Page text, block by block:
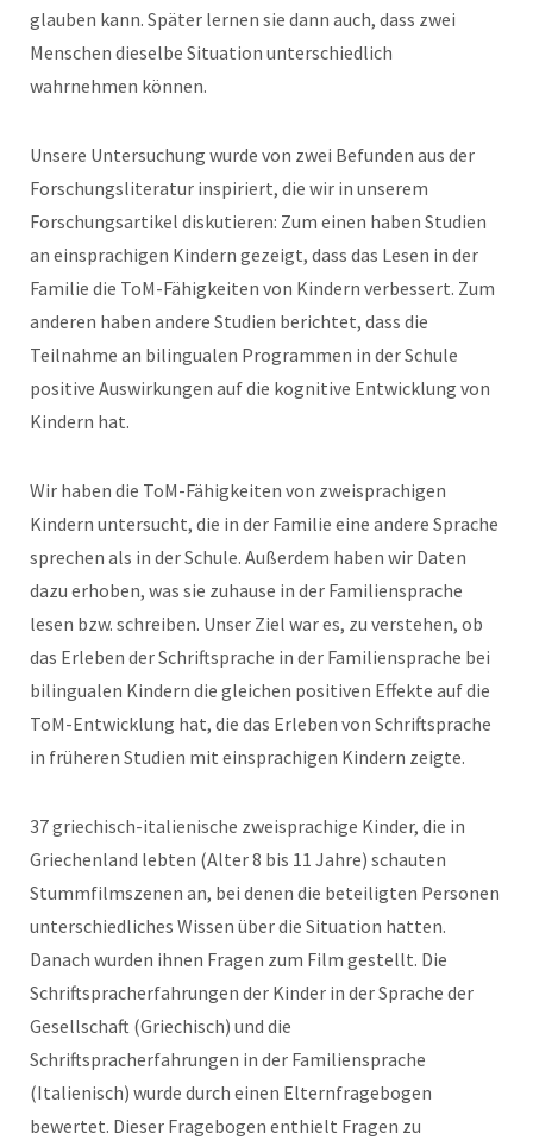
glauben kann. Später lernen sie dann auch, dass zwei
Menschen dieselbe Situation unterschiedlich
wahrnehmen können.
Unsere Untersuchung wurde von zwei Befunden aus der
Forschungsliteratur inspiriert, die wir in unserem
Forschungsartikel diskutieren: Zum einen haben Studien
an einsprachigen Kindern gezeigt, dass das Lesen in der
Familie die ToM-Fähigkeiten von Kindern verbessert. Zum
anderen haben andere Studien berichtet, dass die
Teilnahme an bilingualen Programmen in der Schule
positive Auswirkungen auf die kognitive Entwicklung von
Kindern hat.
Wir haben die ToM-Fähigkeiten von zweisprachigen
Kindern untersucht, die in der Familie eine andere Sprache
sprechen als in der Schule. Außerdem haben wir Daten
dazu erhoben, was sie zuhause in der Familiensprache
lesen bzw. schreiben. Unser Ziel war es, zu verstehen, ob
das Erleben der Schriftsprache in der Familiensprache bei
bilingualen Kindern die gleichen positiven Effekte auf die
ToM-Entwicklung hat, die das Erleben von Schriftsprache
in früheren Studien mit einsprachigen Kindern zeigte.
37 griechisch-italienische zweisprachige Kinder, die in
Griechenland lebten (Alter 8 bis 11 Jahre) schauten
Stummfilmszenen an, bei denen die beteiligten Personen
unterschiedliches Wissen über die Situation hatten.
Danach wurden ihnen Fragen zum Film gestellt. Die
Schriftspracherfahrungen der Kinder in der Sprache der
Gesellschaft (Griechisch) und die
Schriftspracherfahrungen in der Familiensprache
(Italienisch) wurde durch einen Elternfragebogen
bewertet. Dieser Fragebogen enthielt Fragen zu